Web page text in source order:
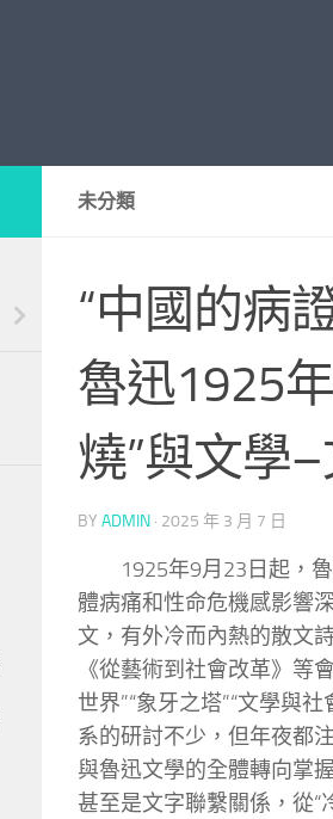
未分類
“中國的病
魯迅1925
燒”與文學
BY ADMIN · 2025 年 3 月 7 日
1925年9月23日起，
體病痛和性命危機感影響
文，有外冷而內熱的散文
《從藝術到社會改革》等
世界”“象牙之塔”“文學與
系的研討不少，但年夜都
與魯迅文學的全體轉向掌
甚至是文字聯繫關係，從“